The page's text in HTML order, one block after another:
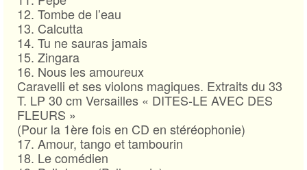
12. Tombe de l’eau
13. Calcutta
14. Tu ne sauras jamais
15. Zingara
16. Nous les amoureux
Caravelli et ses violons magiques. Extraits du 33
T. LP 30 cm Versailles « DITES-LE AVEC DES
FLEURS »
(Pour la 1ère fois en CD en stéréophonie)
17. Amour, tango et tambourin
18. Le comédien